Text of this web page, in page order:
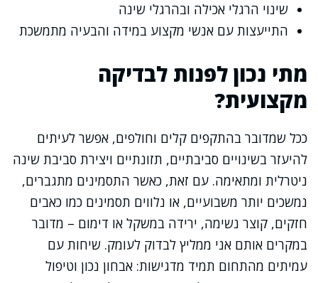
שינוי הרגלי אכילה ובהרגלי שינה
התייעצות עם אנשי מקצוע במידה והבעיה מתמשכת
מתי נכון לפנות לבדיקה
מקצועית?
ככל שמדובר בהתקפים קלים וחולפים, אפשר לעיתים
להיעזר בשינויים סביבתיים, תזונתיים ויצירת סביבת שינה
ניטרלית ומתאימה. עם זאת, כאשר התסמינים מתגברים,
נמשכים יותר משבועיים, או נלווים תסמינים כמו כאבים
חזקים, קוצר נשימה, ירידה במשקל או דימום – מדובר
במקרים אותם אני ממליץ לבדוק לעומק. שיחות עם
עמיתים מהתחום תמיד מדגישות: אבחון נכון וטיפול